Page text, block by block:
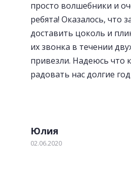
просто волшебники и
ребята! Оказалось, что
доставить цоколь и
их звонка в течении
привезли. Надеюсь что
радовать нас долгие
Юлия
02.06.2020